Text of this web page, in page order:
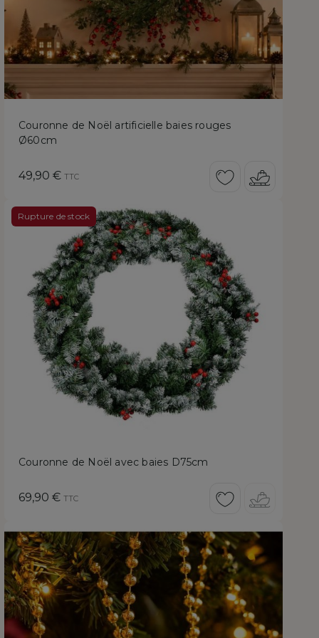
Couronne de Noël artificielle baies rouges
Ø60cm
Prix
49,90 € TTC
Rupture de stock
Couronne de Noël avec baies D75cm
Prix
69,90 € TTC